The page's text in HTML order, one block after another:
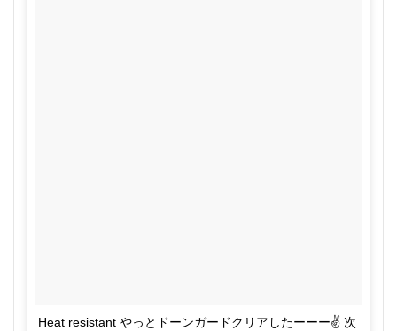
Heat resistant やっとドーンガードクリアしたーーー✌️ 次